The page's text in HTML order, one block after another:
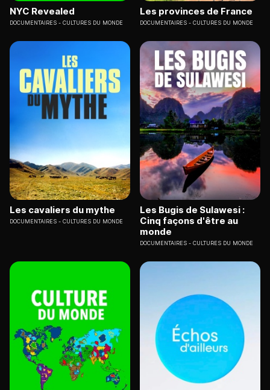
NYC Revealed
DOCUMENTAIRES CULTURES DU MONDE
Les provinces de France
DOCUMENTAIRES CULTURES DU MONDE
Les cavaliers du mythe
DOCUMENTAIRES CULTURES DU MONDE
Les Bugis de Sulawesi :
Cinq façons d'être au
monde
DOCUMENTAIRES CULTURES DU MONDE